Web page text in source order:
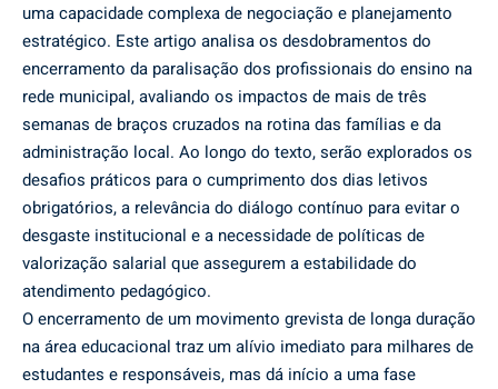
uma capacidade complexa de negociação e planejamento
estratégico. Este artigo analisa os desdobramentos do
encerramento da paralisação dos profissionais do ensino na
rede municipal, avaliando os impactos de mais de três
semanas de braços cruzados na rotina das famílias e da
administração local. Ao longo do texto, serão explorados os
desafios práticos para o cumprimento dos dias letivos
obrigatórios, a relevância do diálogo contínuo para evitar o
desgaste institucional e a necessidade de políticas de
valorização salarial que assegurem a estabilidade do
atendimento pedagógico.
O encerramento de um movimento grevista de longa duração
na área educacional traz um alívio imediato para milhares de
estudantes e responsáveis, mas dá início a uma fase